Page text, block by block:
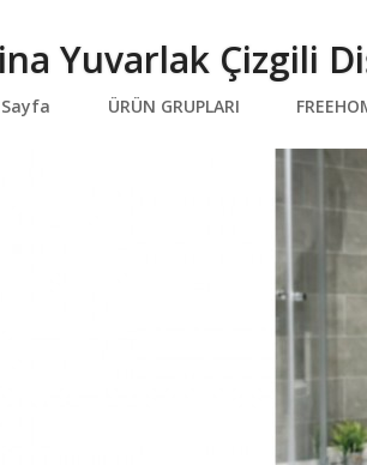
Yuvarlak Çizgili
ÜRÜN GRUPLARI